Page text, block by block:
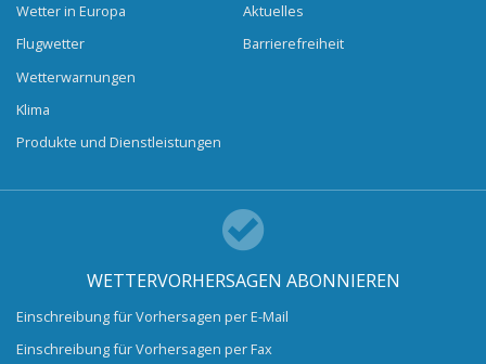
Wetter in Europa
Flugwetter
Wetterwarnungen
Klima
Produkte und Dienstleistungen
Aktuelles
Barrierefreiheit
WETTERVORHERSAGEN ABONNIEREN
Einschreibung für Vorhersagen per E-Mail
Einschreibung für Vorhersagen per Fax